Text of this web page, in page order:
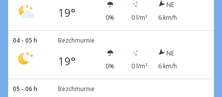
19° 0% 0 l/m²
NE
6 km/h
04 - 05 h Bezchmurnie
19° 0% 0 l/m²
NE
6 km/h
05 - 06 h Bezchmurnie